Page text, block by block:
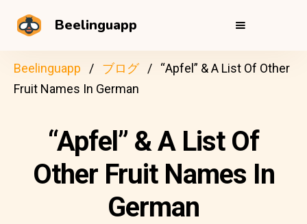
Beelinguapp
Beelinguapp ブログ
“Apfel” & A List Of Other
Fruit Names In German
“Apfel” & A List Of
Other Fruit Names In
German